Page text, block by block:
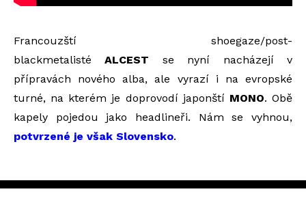
Francouzští shoegaze/post-
blackmetalisté ALCEST se nyní nacházejí v
přípravách nového alba, ale vyrazí i na evropské
turné, na kterém je doprovodí japonští MONO. Obě
kapely pojedou jako headlineři. Nám se vyhnou,
potvrzené je však Slovensko.